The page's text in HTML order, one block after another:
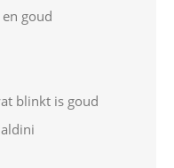
goud
blinkt is goud